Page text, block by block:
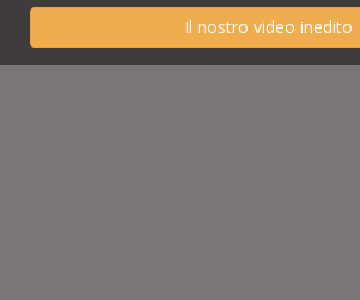
Il nostro video inedito